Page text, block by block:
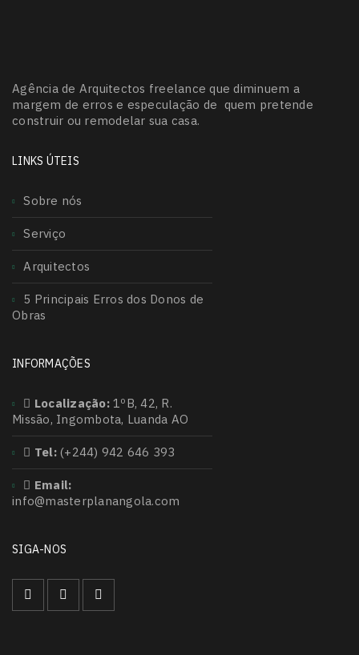
Agência de Arquitectos freelance que diminuem a
margem de erros e especulação de quem pretende
construir ou remodelar sua casa.
LINKS ÚTEIS
Sobre nós
Serviço
Arquitectos
5 Principais Erros dos Donos de
Obras
INFORMAÇÕES
Localização: 1ºB, 42, R.
Missão, Ingombota, Luanda AO
Tel:(+244) 942 646 393
Email:
info@masterplanangola.com
SIGA-NOS